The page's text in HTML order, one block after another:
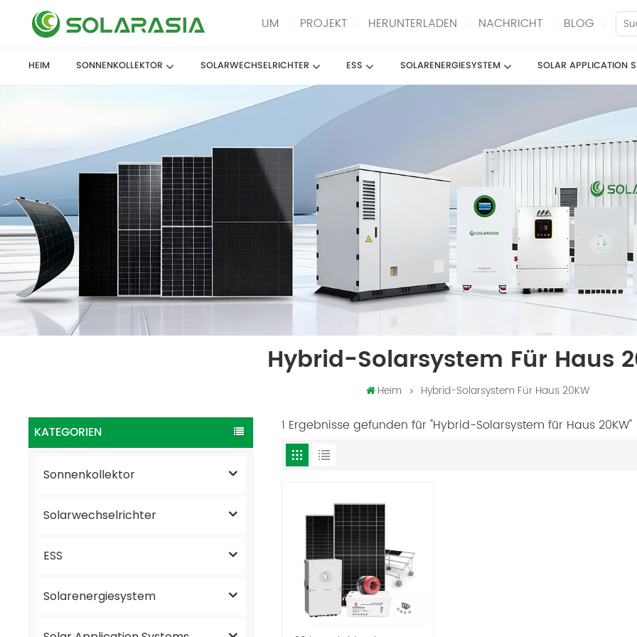
UM PROJEKT HERUNTERLADEN NACHRICHT BLOG
HEIM SONNENKOLLEKTOR SOLARWECHSELRICHTER ESS SOLARENERGIESYSTEM SOLAR APPLICATION
Hybrid-Solarsystem Für Haus
Heim Hybrid-Solarsystem Für Haus 20KW
KATEGORIEN
Sonnenkollektor
Solarwechselrichter
ESS
Solarenergiesystem
1 Ergebnisse gefunden für "Hybrid-Solarsystem für Haus 20KW"